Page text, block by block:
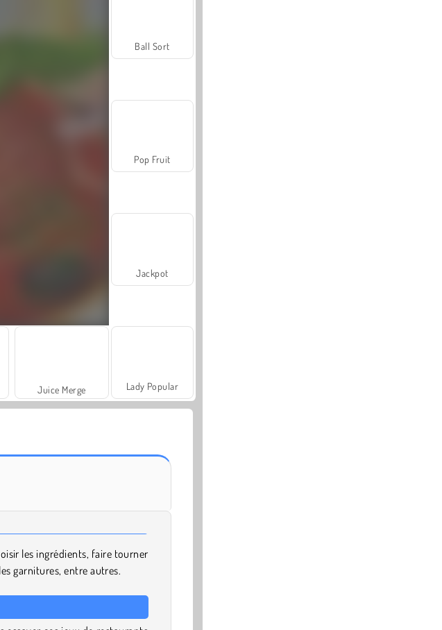
Juice Merge
Ball Sort
Pop Fruit
Jackpot
Lady Popular
les ingrédients, faire tourner
garnitures, entre autres.